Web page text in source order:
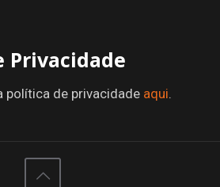
Privacidade
política de privacidade aqui.